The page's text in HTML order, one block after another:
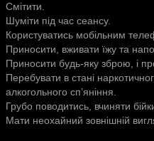
Смітити.
Шуміти під час сеансу.
Користуватись мобільним
Приносити, вживати їжу та
Приносити будь-яку зброю, і
Перебувати в стані
алкогольного сп’яніння.
Грубо поводитись, вчиняти
Мати неохайний зовнішній